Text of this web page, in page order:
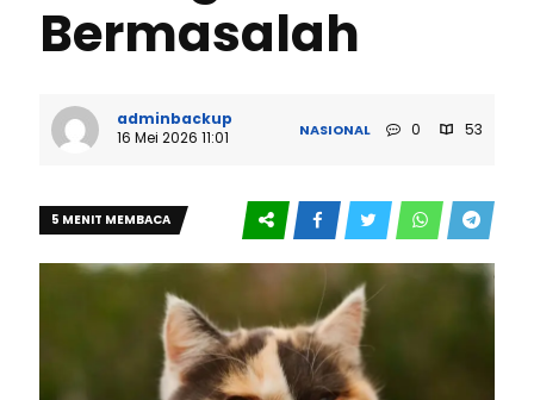
Bermasalah
adminbackup
16 Mei 2026 11:01
NASIONAL 0 53
5 MENIT MEMBACA